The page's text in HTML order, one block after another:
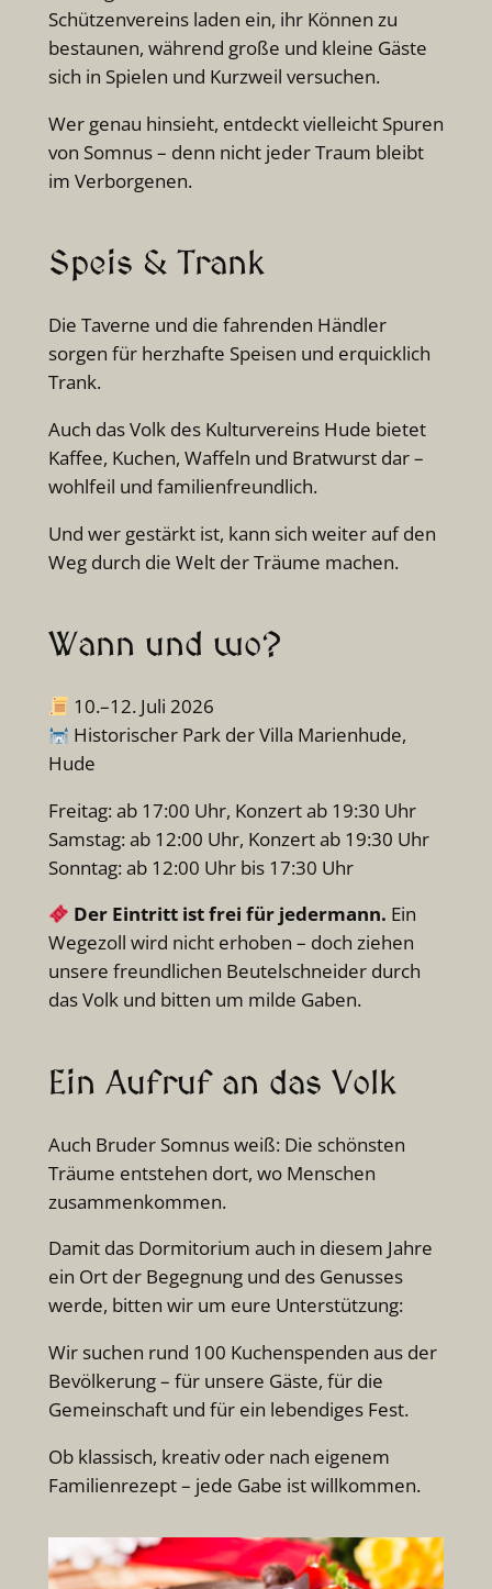
Schützenvereins laden ein, ihr Können zu
bestaunen, während große und kleine Gäste
sich in Spielen und Kurzweil versuchen.
Wer genau hinsieht, entdeckt vielleicht Spuren
von Somnus – denn nicht jeder Traum bleibt
im Verborgenen.
Speis & Trank
Die Taverne und die fahrenden Händler
sorgen für herzhafte Speisen und erquicklich
Trank.
Auch das Volk des Kulturvereins Hude bietet
Kaffee, Kuchen, Waffeln und Bratwurst dar –
wohlfeil und familienfreundlich.
Und wer gestärkt ist, kann sich weiter auf den
Weg durch die Welt der Träume machen.
Wann und wo?
10.–12. Juli 2026
Historischer Park der Villa Marienhude,
Hude
Freitag: ab 17:00 Uhr, Konzert ab 19:30 Uhr
Samstag: ab 12:00 Uhr, Konzert ab 19:30 Uhr
Sonntag: ab 12:00 Uhr bis 17:30 Uhr
Der Eintritt ist frei für jedermann. Ein
Wegezoll wird nicht erhoben – doch ziehen
unsere freundlichen Beutelschneider durch
das Volk und bitten um milde Gaben.
Ein Aufruf an das Volk
Auch Bruder Somnus weiß: Die schönsten
Träume entstehen dort, wo Menschen
zusammenkommen.
Damit das Dormitorium auch in diesem Jahre
ein Ort der Begegnung und des Genusses
werde, bitten wir um eure Unterstützung:
Wir suchen rund 100 Kuchenspenden aus der
Bevölkerung – für unsere Gäste, für die
Gemeinschaft und für ein lebendiges Fest.
Ob klassisch, kreativ oder nach eigenem
Familienrezept – jede Gabe ist willkommen.